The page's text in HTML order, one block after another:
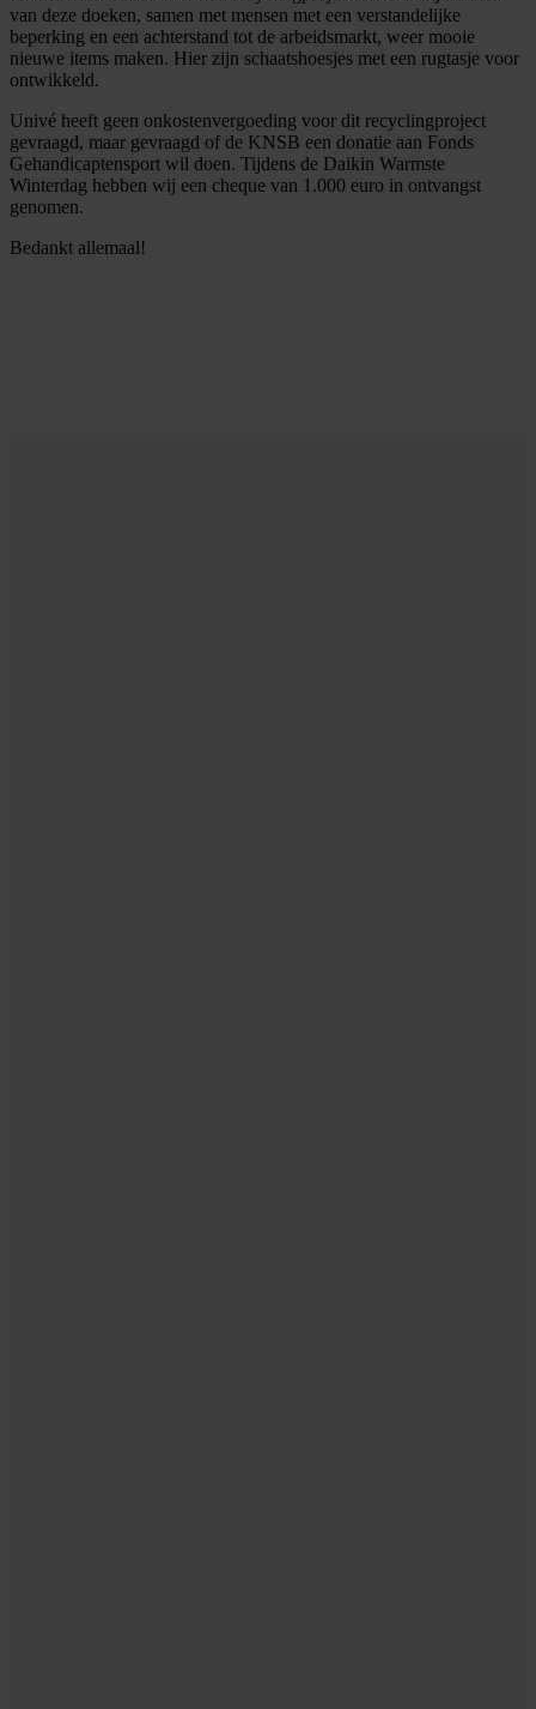
van deze doeken, samen met mensen met een verstandelijke
beperking en een achterstand tot de arbeidsmarkt, weer mooie
nieuwe items maken. Hier zijn schaatshoesjes met een rugtasje voor
ontwikkeld.
Univé heeft geen onkostenvergoeding voor dit recyclingproject
gevraagd, maar gevraagd of de KNSB een donatie aan Fonds
Gehandicaptensport wil doen. Tijdens de Daikin Warmste
Winterdag hebben wij een cheque van 1.000 euro in ontvangst
genomen.
Bedankt allemaal!